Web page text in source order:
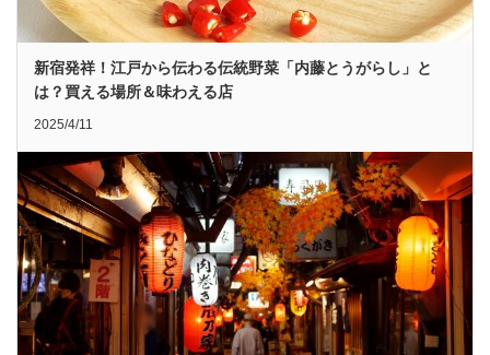
新宿発祥！江戸から伝わる伝統野菜「内藤とうがらし」と
は？買える場所＆味わえる店
2025/4/11